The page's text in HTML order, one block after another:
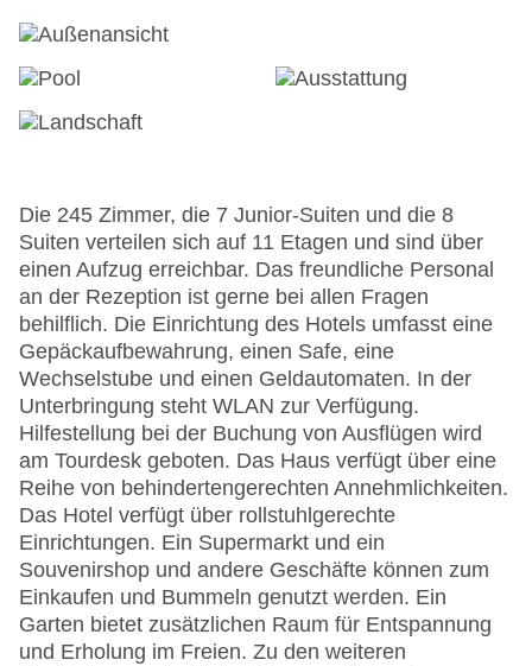
Die 245 Zimmer, die 7 Junior-Suiten und die 8
Suiten verteilen sich auf 11 Etagen und sind über
einen Aufzug erreichbar. Das freundliche Personal
an der Rezeption ist gerne bei allen Fragen
behilflich. Die Einrichtung des Hotels umfasst eine
Gepäckaufbewahrung, einen Safe, eine
Wechselstube und einen Geldautomaten. In der
Unterbringung steht WLAN zur Verfügung.
Hilfestellung bei der Buchung von Ausflügen wird
am Tourdesk geboten. Das Haus verfügt über eine
Reihe von behindertengerechten Annehmlichkeiten.
Das Hotel verfügt über rollstuhlgerechte
Einrichtungen. Ein Supermarkt und ein
Souvenirshop und andere Geschäfte können zum
Einkaufen und Bummeln genutzt werden. Ein
Garten bietet zusätzlichen Raum für Entspannung
und Erholung im Freien. Zu den weiteren